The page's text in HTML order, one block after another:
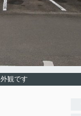
外観です